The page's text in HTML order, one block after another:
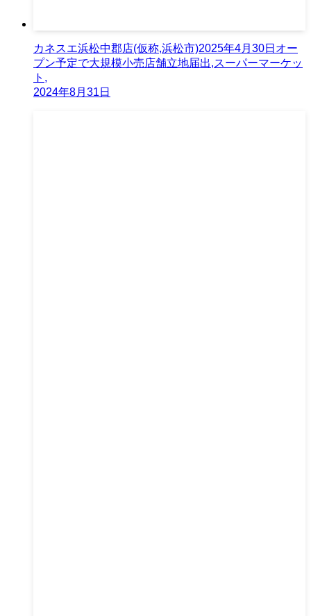
カネスエ浜松中郡店(仮称,浜松市)2025年4月30日オー
プン予定で大規模小売店舗立地届出,スーパーマーケッ
ト,
2024年8月31日